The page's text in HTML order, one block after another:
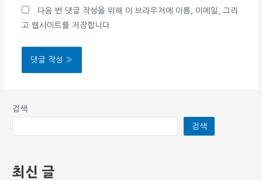
*
트
다음 번 댓글 작성을 위해 이 브라우저에 이름, 이메일, 그리
고 웹사이트를 저장합니다.
검색
검색
최신 글